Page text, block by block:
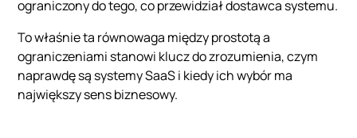
ograniczony do tego, co przewidział dostawca systemu.
To właśnie ta równowaga między prostotą a
ograniczeniami stanowi klucz do zrozumienia, czym
naprawdę są systemy SaaS i kiedy ich wybór ma
największy sens biznesowy.